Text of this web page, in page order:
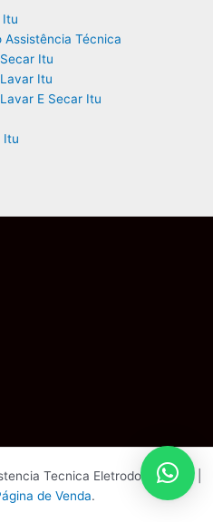
Itu
Técnica
Itu
Itu
E Secar Itu
Itu
Tecnica Eletrodomesticos |
de Venda.